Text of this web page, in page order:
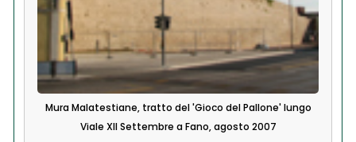
Mura Malatestiane, tratto del 'Gioco del Pallone' lungo
Viale XII Settembre a Fano, agosto 2007